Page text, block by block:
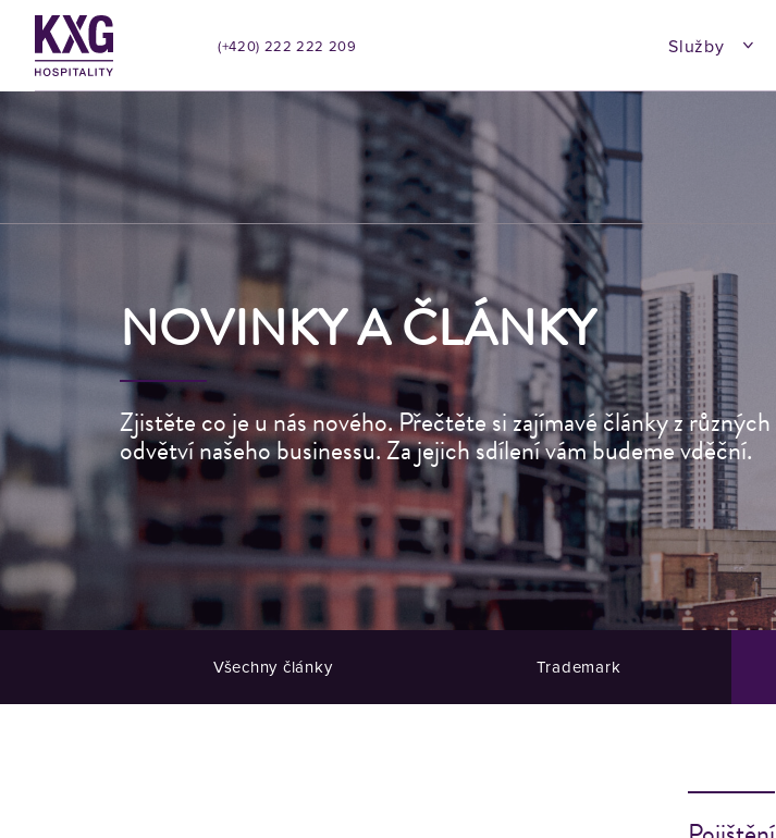
(+420) 222 222 209 Služby
NOVINKY A ČLÁNKY
Zjistěte co je u nás nového. Přečtěte si zajímavé články z různých
odvětví našeho businessu. Za jejich sdílení vám budeme vděční.
Všechny články Trademark